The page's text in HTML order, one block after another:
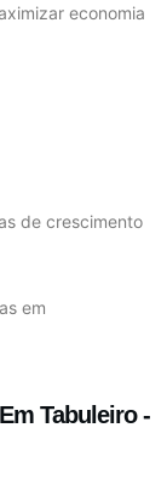
economia
de crescimento
Tabuleiro -